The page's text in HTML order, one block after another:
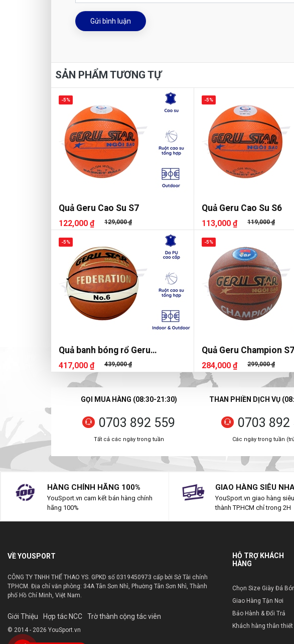
Gửi bình luận
SẢN PHẨM TƯƠNG TỰ
Quả Geru Cao Su S7
122,000 ₫ 129,000 ₫
-5%
Quả Geru Cao Su S6
113,000 ₫ 119,000 ₫
-5%
Quả banh bóng rổ Geru
Federation S6
417,000 ₫ 439,000 ₫
-5%
Quả Geru Champion S7
284,000 ₫ 299,000 ₫
-5%
GỌI MUA HÀNG (08:30-21:30)
0703 892 559
Tất cả các ngày trong tuần
THAN PHIỀN DỊCH VỤ
0703 892
Các ngày trong tuần
HÀNG CHÍNH HÃNG 100%
YouSport.vn cam kết bán hàng chính
hãng 100%
GIAO HÀNG SIÊU
YouSport.vn giao hàng
thành TP.HCM chỉ trong 2H
VỀ YOUSPORT
CÔNG TY TNHH THỂ THAO YS. GPKD số 0319450973 cấp bởi Sở Tài chính
TP.HCM. Địa chỉ văn phòng: 34A Tân Sơn Nhì, Phường Tân Sơn Nhì, Thành
phố Hồ Chí Minh, Việt Nam.
Giới Thiệu Hợp tác NCC Trờ thành cộng tác viên
© 2014 - 2026 YouSport.vn
HỖ TRỢ KHÁCH
HÀNG
Chọn Size Giày Đá
Giao Hàng Tận Nơi
Bảo Hành & Đổi Trả
Khách hàng thân thiết